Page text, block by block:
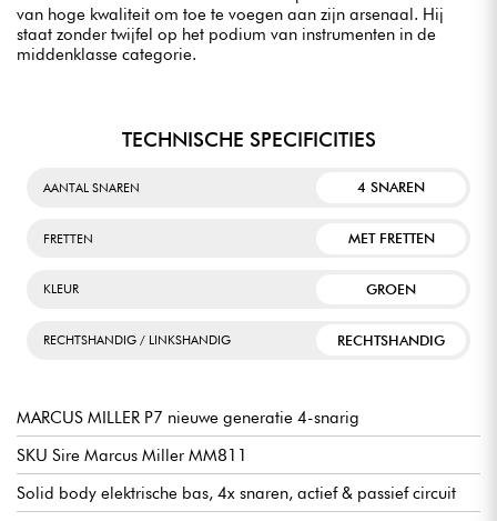
van hoge kwaliteit om toe te voegen aan zijn arsenaal. Hij
staat zonder twijfel op het podium van instrumenten in de
middenklasse categorie.
TECHNISCHE SPECIFICITIES
AANTAL SNAREN 4 SNAREN
FRETTEN MET FRETTEN
KLEUR GROEN
RECHTSHANDIG / LINKSHANDIG RECHTSHANDIG
MARCUS MILLER P7 nieuwe generatie 4-snarig
SKU Sire Marcus Miller MM811
Solid body elektrische bas, 4x snaren, actief & passief circuit